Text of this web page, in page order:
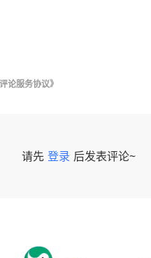
论服务协议》
请先 登录 后发表评论~